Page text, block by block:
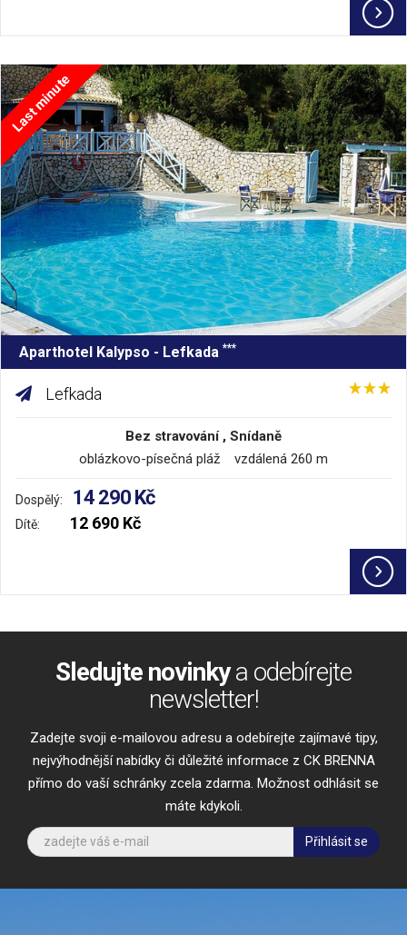
Last minute
Aparthotel Kalypso - Lefkada ***
Lefkada
Bez stravování , Snídaně
oblázkovo-písečná pláž vzdálená 260 m
Dospělý: 14 290 Kč
Dítě: 12 690 Kč
Sledujte novinkya odebírejte
newsletter!
Zadejte svoji e-mailovou adresu a odebírejte zajímavé tipy,
nejvýhodnější nabídky či důležité informace z CK BRENNA
přímo do vaší schránky zcela zdarma. Možnost odhlásit se
máte kdykoli.
Přihlásit se